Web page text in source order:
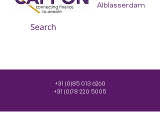
Alblasserdam
Search
+31 (0)85 013 6260
+31 (0)78 220 5005